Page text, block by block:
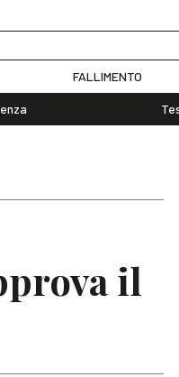
FALLIMENTO
il